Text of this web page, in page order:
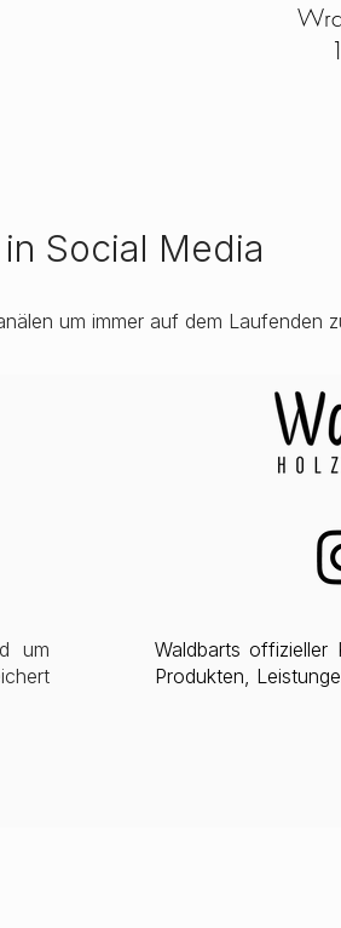
Social Media
um immer auf dem Laufenden
um
Waldbarts offizieller
Produkten,